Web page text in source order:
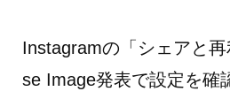
Instagramの「シェアと
se Image発表で設定を確